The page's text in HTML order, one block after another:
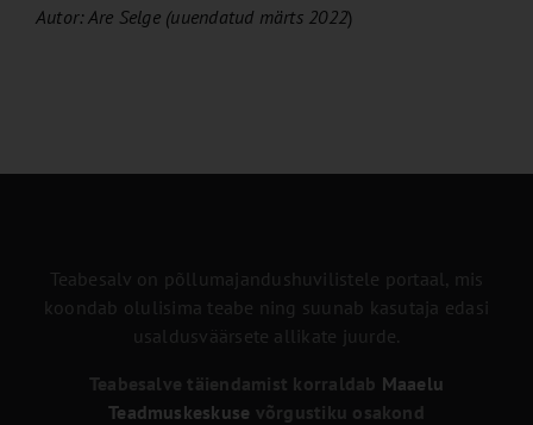
Autor: Are Selge (uuendatud märts 2022)
Teabesalv on põllumajandushuvilistele portaal, mis
koondab olulisima teabe ning suunab kasutaja edasi
usaldusväärsete allikate juurde.
Teabesalve täiendamist korraldab Maaelu
Teadmuskeskuse võrgustiku osakond